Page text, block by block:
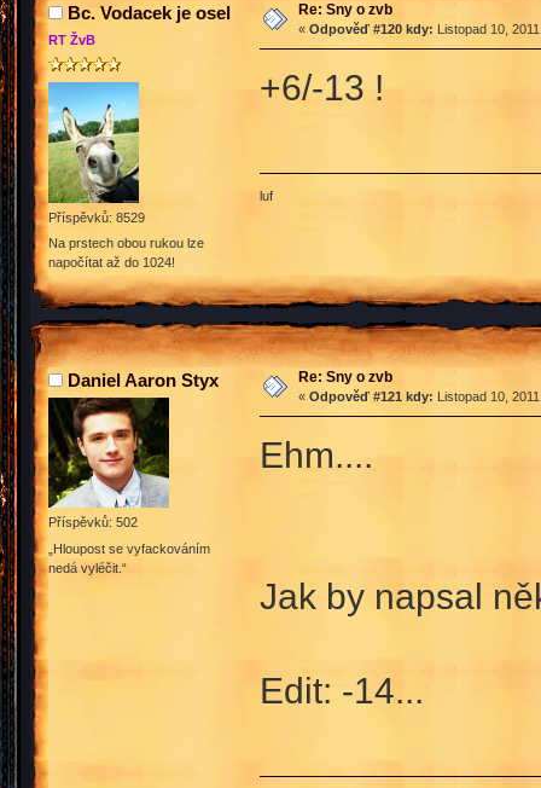
Bc. Vodacek je osel
RT ŽvB
Příspěvků: 8529
Na prstech obou rukou lze
napočítat až do 1024!
Re: Sny o zvb
« Odpověď #120 kdy: Listopad 10,
+6/-13 !
luf
Daniel Aaron Styx
Příspěvků: 502
„Hloupost se vyfackováním
nedá vyléčit.“
Re: Sny o zvb
« Odpověď #121 kdy: Listopad 10,
Ehm....
Jak by napsal
Edit: -14...